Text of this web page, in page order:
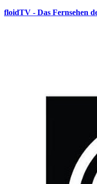
floidTV - Das Fernsehen